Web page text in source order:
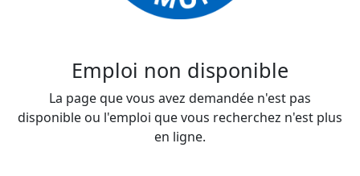
Emploi non disponible
La page que vous avez demandée n'est pas
disponible ou l'emploi que vous recherchez n'est plus
en ligne.